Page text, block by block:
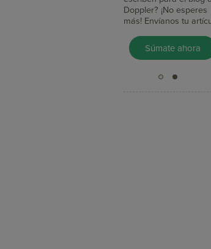
Doppler? ¡No esperes
más! Envíanos tu
Súmate ahora